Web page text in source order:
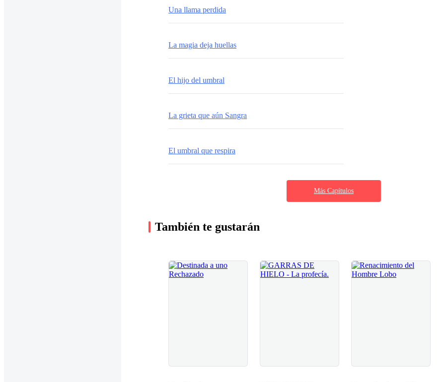
Una llama perdida
La magia deja huellas
El hijo del umbral
La grieta que aún Sangra
El umbral que respira
Más Capítulos
También te gustarán